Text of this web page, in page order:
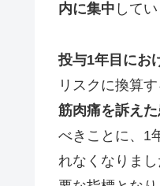
内に集中 してい
投与1年目にお
リスクに換算す
筋肉痛を訴え
べきことに、1
れなくなりま